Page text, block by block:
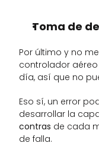
Toma de
Por último y no
controlador
día, así que no
Eso sí, un error
desarrollar la
contras de cada
de falla.